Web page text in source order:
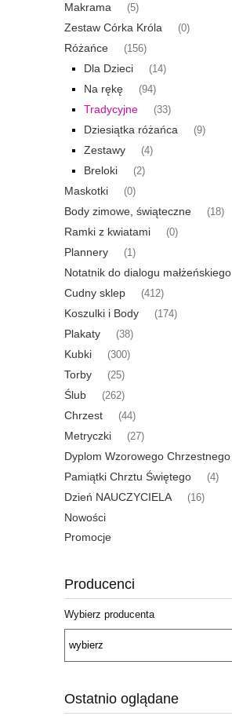
Makrama (5)
Zestaw Córka Króla (0)
Różańce (156)
Dla Dzieci (14)
Na rękę (94)
Tradycyjne (33)
Dziesiątka różańca (9)
Zestawy (4)
Breloki (2)
Maskotki (0)
Body zimowe, świąteczne (18)
Ramki z kwiatami (0)
Plannery (1)
Notatnik do dialogu małżeńskiego
Cudny sklep (412)
Koszulki i Body (174)
Plakaty (38)
Kubki (300)
Torby (25)
Ślub (262)
Chrzest (44)
Metryczki (27)
Dyplom Wzorowego Chrzestnego
Pamiątki Chrztu Świętego (4)
Dzień NAUCZYCIELA (16)
Nowości
Promocje
Producenci
Wybierz producenta
Ostatnio oglądane